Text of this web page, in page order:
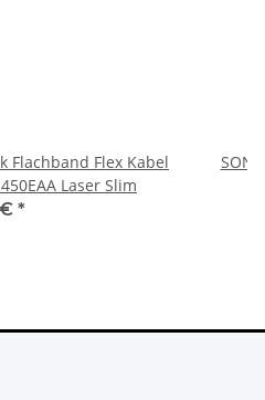
Flachband Flex Kabel
Laser Slim
*